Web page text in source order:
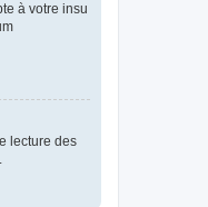
à votre insu
lecture des